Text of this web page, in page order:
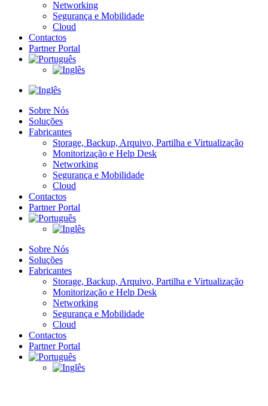
Networking
Segurança e Mobilidade
Cloud
Contactos
Partner Portal
Sobre Nós
Soluções
Fabricantes
Storage, Backup, Arquivo, Partilha​ e Virtualização
Monitorização e Help Desk
Networking
Segurança e Mobilidade
Cloud
Contactos
Partner Portal
Sobre Nós
Soluções
Fabricantes
Storage, Backup, Arquivo, Partilha​ e Virtualização
Monitorização e Help Desk
Networking
Segurança e Mobilidade
Cloud
Contactos
Partner Portal